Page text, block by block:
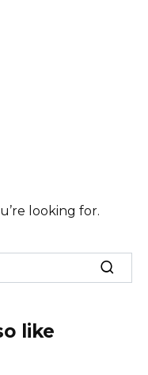
looking for.
like